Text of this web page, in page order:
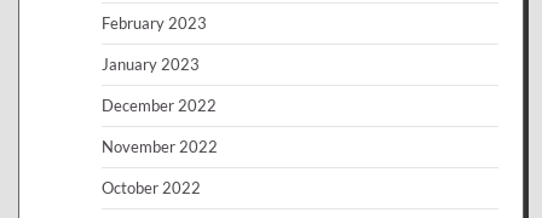
February 2023
January 2023
December 2022
November 2022
October 2022